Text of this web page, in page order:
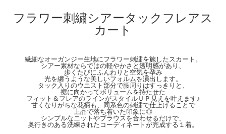
※サイドファスナーあり
【Color】 #33 ピンク/ #28 アイボリー/
ございます。 色合いはモニター環境により若干の誤差が出ます。 ライティングや
天候によりモデル画像と物撮り画像のカラーに違いある場合、物撮り画像の方が実
際のカラーに近い状態で撮影されておりますので、そちらを参考にしてくださいま
フラワー刺繍シアータックフレアス
カート
繊細なオーガンジー生地にフラワー刺繍を施したスカート。
シアー素材ならではの軽やかさと透明感があり、
歩くたびにふんわりと空気を孕み
光を纏うような美しいフォルムを演出します。
タック入りのウエスト部分で腰周りはすっきりと、
裾に向かってボリュームを持たせた
フィット＆フレアのラインがスタイルＵＰ見えを叶えます♪
甘くなりがちな花柄も、同系色の刺繍で仕上げることで
上品で落ち着いた印象に◎
シンプルなニットやブラウスを合わせるだけで、
奥行きのある洗練されたコーディネートが完成する１着。